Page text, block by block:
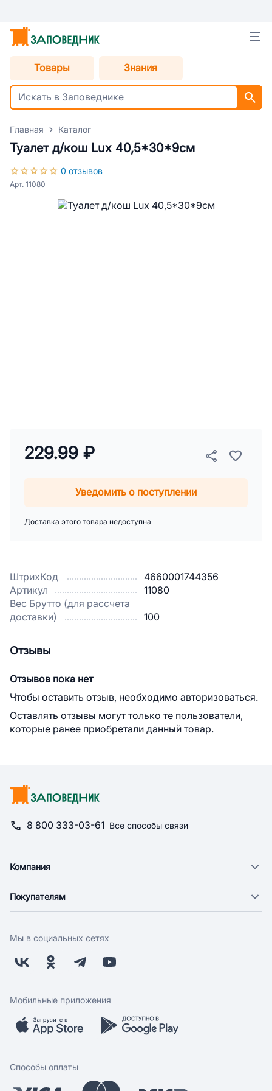
Товары Знания
Главная Каталог
Туалет д/кош Lux 40,5*30*9см
0 отзывов
Арт. 11080
ШтрихКод
4660001744356
Артикул
11080
Вес Брутто (для рассчета
доставки)
100
229.99 ₽
Уведомить о поступлении
Доставка этого товара недоступна
Отзывы
Отзывов пока нет
Чтобы оставить отзыв, необходимо авторизоваться.
Оставлять отзывы могут только те пользователи,
которые ранее приобретали данный товар.
8 800 333-03-61 Все способы связи
Компания
Новости
Поставщикам
Заводчикам
Обратная связь
Покупателям
Оплата
Бонусная программа
Скидки и акции
Мобильное приложение
Мы в социальных сетях
Мобильные приложения
Способы оплаты